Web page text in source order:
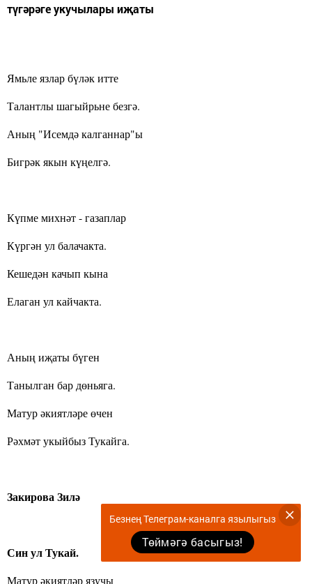
түгәрәге укучылары иҗаты
Ямьле язлар бүләк итте
Талантлы шагыйрьне безгә.
Аның "Исемдә калганнар"ы
Бигрәк якын күңелгә.
Күпме михнәт - газаплар
Күргән ул балачакта.
Кешедән качып кына
Елаган ул кайчакта.
Аның иҗаты бүген
Танылган бар дөньяга.
Матур әкиятләре өчен
Рәхмәт укыйбыз Тукайга.
Закирова Зилә
Син ул Тукай.
Матур әкиятләр язучы
Безнең Телеграм-каналга язылыгыз
Төймәгә басыгыз!